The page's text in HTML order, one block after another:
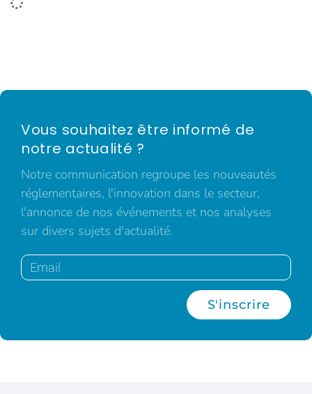
Vous souhaitez être informé de
notre actualité ?
Notre communication regroupe les nouveautés
réglementaires, l'innovation dans le secteur,
l'annonce de nos événements et nos analyses
sur divers sujets d'actualité.
S'inscrire